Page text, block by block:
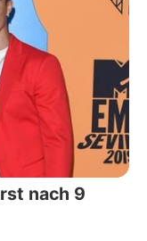
nach 9